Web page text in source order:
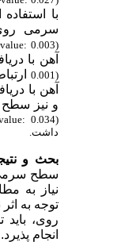
با
سرمی
value: 0.003)
آهن با
0.001)
آهن با
و نیز
value: 0.034)
داشت.
بحث و
سطح سرمی
نیاز به
توجه به
روی، باید
انجام پذیرد.